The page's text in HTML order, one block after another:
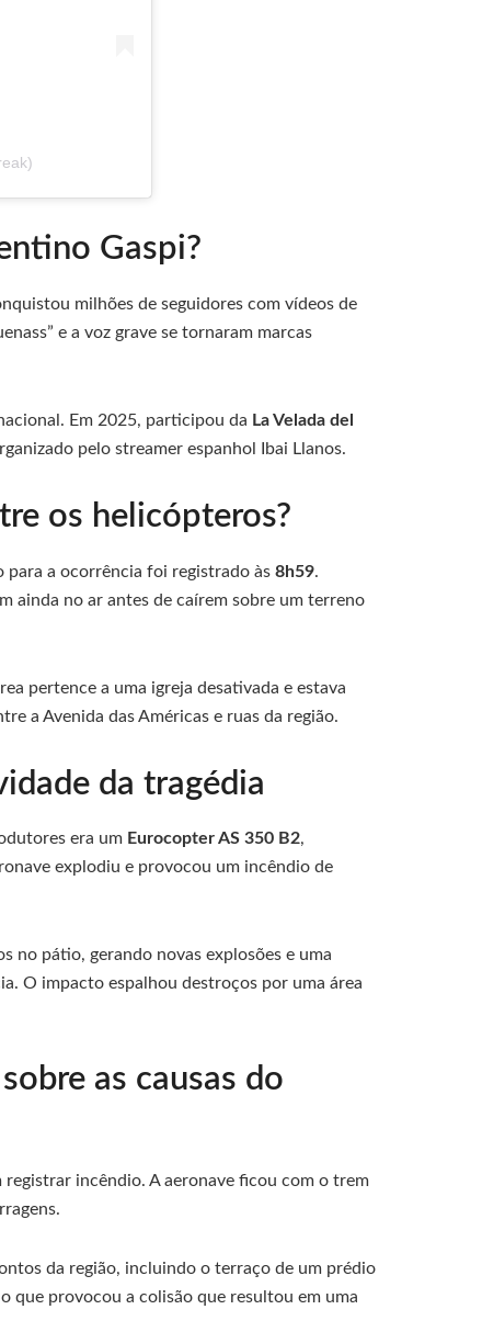
Gaspi?
milhões de seguidores com vídeos de
e a voz grave se tornaram marcas
Em 2025, participou da La Velada del
pelo streamer espanhol Ibai Llanos.
os helicópteros?
para a ocorrência foi registrado às 8h59.
ainda no ar antes de caírem sobre um terreno
pertence a uma igreja desativada e estava
a Avenida das Américas e ruas da região.
da tragédia
era um Eurocopter AS 350 B2,
explodiu e provocou um incêndio de
no pátio, gerando novas explosões e uma
O impacto espalhou destroços por uma área
as causas do
registrar incêndio. A aeronave ficou com o trem
da região, incluindo o terraço de um prédio
que provocou a colisão que resultou em uma